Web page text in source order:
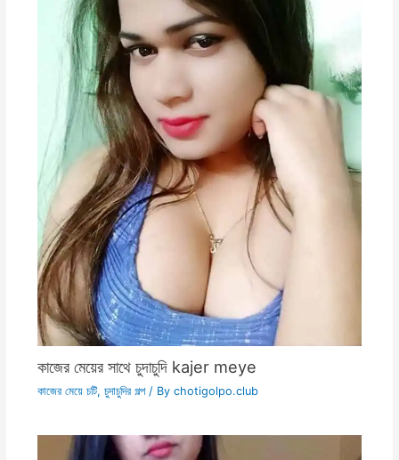
কাজের মেয়ের সাথে চুদাচুদি kajer meye
কাজের মেয়ে চটি, চুদাচুদির গল্প/ By chotigolpo.club